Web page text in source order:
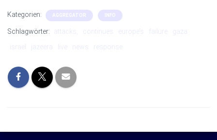
Kategorien: AGGREGATOR INFO
Schlagwörter: attacks, continues europe’s failure
gaza:
israel
jazeera response